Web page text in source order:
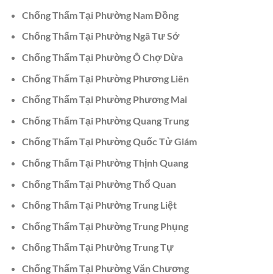
Chống Thấm Tại Phường Nam Đồng
Chống Thấm Tại Phường Ngã Tư Sở
Chống Thấm Tại Phường Ô Chợ Dừa
Chống Thấm Tại Phường Phương Liên
Chống Thấm Tại Phường Phương Mai
Chống Thấm Tại Phường Quang Trung
Chống Thấm Tại Phường Quốc Tử Giám
Chống Thấm Tại Phường Thịnh Quang
Chống Thấm Tại Phường Thổ Quan
Chống Thấm Tại Phường Trung Liệt
Chống Thấm Tại Phường Trung Phụng
Chống Thấm Tại Phường Trung Tự
Chống Thấm Tại Phường Văn Chương